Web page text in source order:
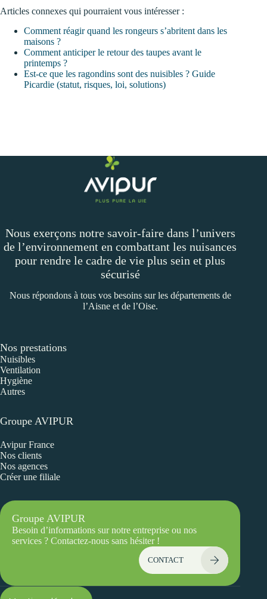
Articles connexes qui pourraient vous intéresser :
Comment réagir quand les rongeurs s’abritent dans les
maisons ?
Comment anticiper le retour des taupes avant le
printemps ?
Est‑ce que les ragondins sont des nuisibles ? Guide
Picardie (statut, risques, loi, solutions)
Nous exerçons notre savoir-faire dans l’univers
de l’environnement en combattant les nuisances
pour rendre le cadre de vie plus sein et plus
sécurisé
Nous répondons à tous vos besoins sur les départements de
l’Aisne et de l’Oise.
Nos prestations
Nuisibles
Ventilation
Hygiène
Autres
Groupe AVIPUR
Avipur France
Nos clients
Nos agences
Créer une filiale
Groupe AVIPUR
Besoin d’informations sur notre entreprise ou nos
services ? Contactez-nous sans hésiter !
CONTACT